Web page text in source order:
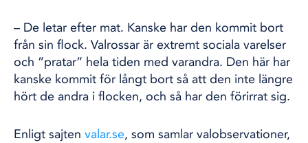
– De letar efter mat. Kanske har den kommit bort
från sin flock. Valrossar är extremt sociala varelser
och ”pratar” hela tiden med varandra. Den här har
kanske kommit för långt bort så att den inte längre
hört de andra i flocken, och så har den förirrat sig.
Enligt sajten valar.se, som samlar valobservationer,